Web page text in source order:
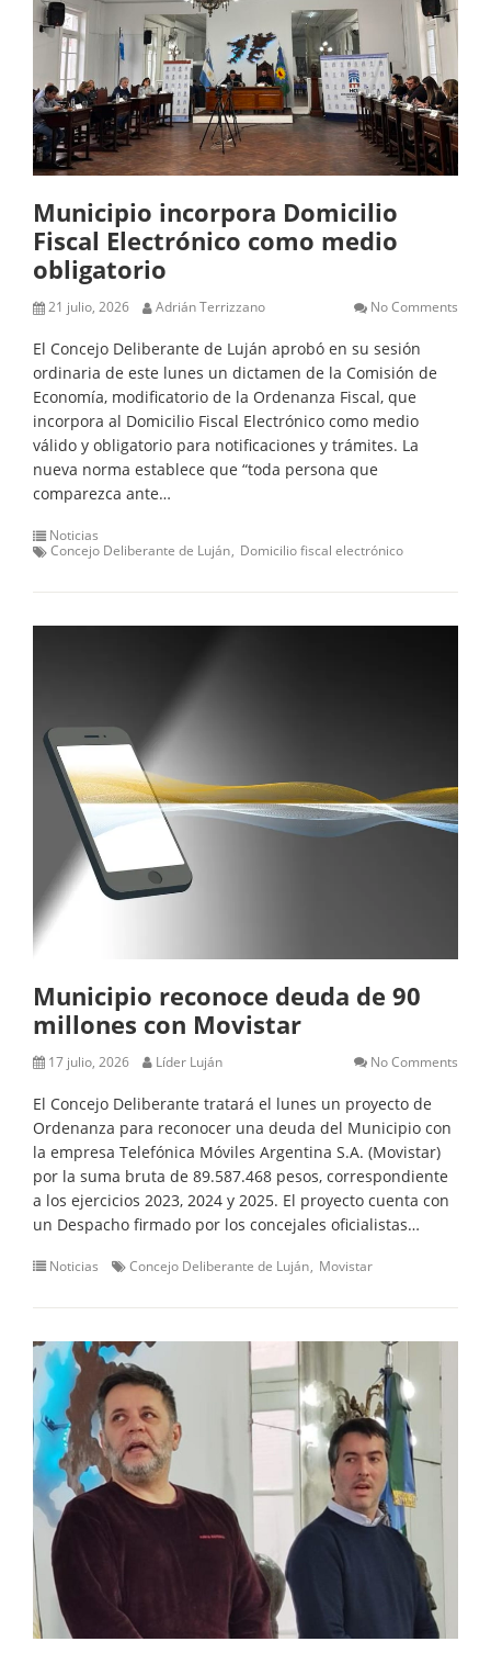
Municipio incorpora Domicilio
Fiscal Electrónico como medio
obligatorio
21 julio, 2026 Adrián Terrizzano No Comments
El Concejo Deliberante de Luján aprobó en su sesión
ordinaria de este lunes un dictamen de la Comisión de
Economía, modificatorio de la Ordenanza Fiscal, que
incorpora al Domicilio Fiscal Electrónico como medio
válido y obligatorio para notificaciones y trámites. La
nueva norma establece que “toda persona que
comparezca ante…
Noticias
Concejo Deliberante de Luján Domicilio fiscal electrónico
Municipio reconoce deuda de 90
millones con Movistar
17 julio, 2026 Líder Luján No Comments
El Concejo Deliberante tratará el lunes un proyecto de
Ordenanza para reconocer una deuda del Municipio con
la empresa Telefónica Móviles Argentina S.A. (Movistar)
por la suma bruta de 89.587.468 pesos, correspondiente
a los ejercicios 2023, 2024 y 2025. El proyecto cuenta con
un Despacho firmado por los concejales oficialistas…
Noticias Concejo Deliberante de Luján Movistar